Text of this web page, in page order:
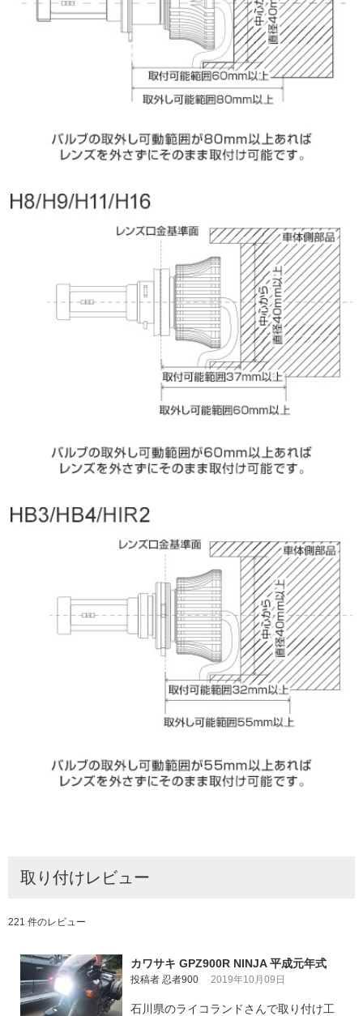
取り付けレビュー
221 件のレビュー
カワサキ GPZ900R NINJA 平成元年式
投稿者 忍者900 2019年10月09日
石川県のライコランドさんで取り付け工